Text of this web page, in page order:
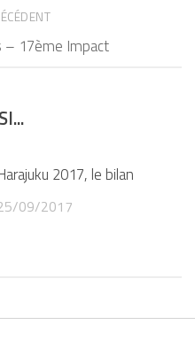
– 17ème Impact
2017, le bilan
09/2017